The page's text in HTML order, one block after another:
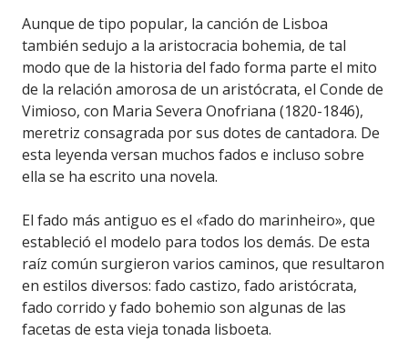
Aunque de tipo popular, la canción de Lisboa
también sedujo a la aristocracia bohemia, de tal
modo que de la historia del fado forma parte el mito
de la relación amorosa de un aristócrata, el Conde de
Vimioso, con Maria Severa Onofriana (1820-1846),
meretriz consagrada por sus dotes de cantadora. De
esta leyenda versan muchos fados e incluso sobre
ella se ha escrito una novela.
El fado más antiguo es el «fado do marinheiro», que
estableció el modelo para todos los demás. De esta
raíz común surgieron varios caminos, que resultaron
en estilos diversos: fado castizo, fado aristócrata,
fado corrido y fado bohemio son algunas de las
facetas de esta vieja tonada lisboeta.